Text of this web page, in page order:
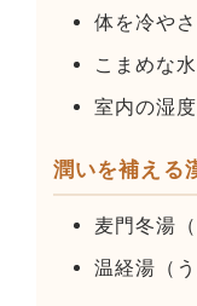
体を冷や
こまめな
室内の湿
潤いを補える
麦門冬湯
温経湯（